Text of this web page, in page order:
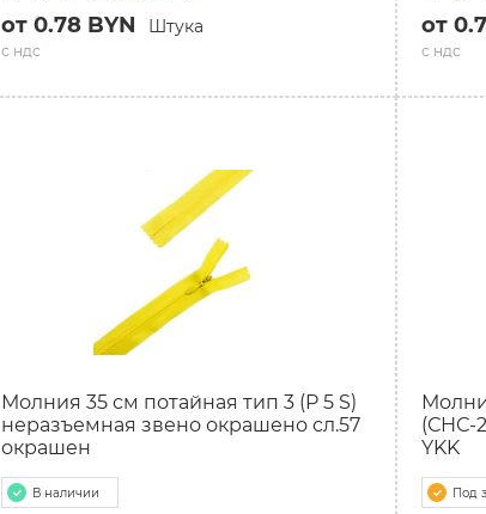
с ндс
от 0.78 BYN Штука
с ндс
от
Молния 35 см потайная тип 3 (P 5 S)
неразъемная звено окрашено сл.57
окрашен
В наличии
(СНС-
YKK
Под